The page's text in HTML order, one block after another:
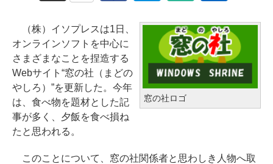
窓の社ロゴ
（株）イソプレスは1日、
オンラインソフトを中心に
さまざまなことを捏造する
Webサイト“窓の社（まどの
やしろ）”を更新した。今年
は、食べ物を題材とした記
事が多く、夕飯を食べ損ね
たと思われる。
このことについて、窓の社関係者と思わしき人物へ取